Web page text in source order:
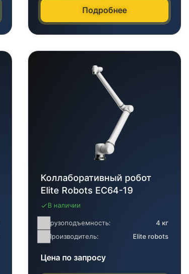
Подробнее
Коллаборативный робот
Elite Robots EC64-19
В наличии
Грузоподъемность:
4 кг
Производитель:
Elite robots
Цена по запросу